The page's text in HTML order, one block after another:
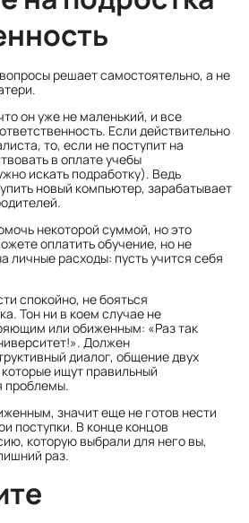
решает самостоятельно, а не
он уже не маленький, и все
Если действительно
то, если не поступит на
в оплате учебы
искать подработку). Ведь
новый компьютер, зарабатывает
некоторой суммой, но это
оплатить обучение, но не
личные расходы: пусть учится себя
спокойно, не бояться
Тон ни в коем случае не
или обиженным: «Раз так
Должен
диалог, общение двух
ищут правильный
проблемы.
значит еще не готов нести
поступки. В конце концов
которую выбрали для него вы,
раз.